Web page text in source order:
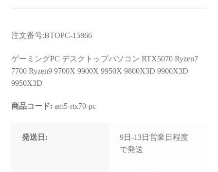
みんなのPC組立履歴
ご使用時にあたって
注文番号:BTOPC-15866
ゲーミングPC デスクトップパソコン RTX5070 Ryzen7
7700 Ryzen9 9700X 9900X 9950X 9800X3D 9900X3D
9950X3D
商品コード: am5-rtx70-pc
発送日:
9日-13日営業日程度
で発送